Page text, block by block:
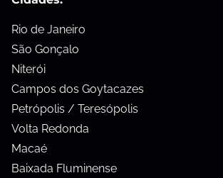
Rio de Janeiro
São Gonçalo
Niterói
Campos dos Goytacazes
Petrópolis / Teresópolis
Volta Redonda
Macaé
Baixada Fluminense